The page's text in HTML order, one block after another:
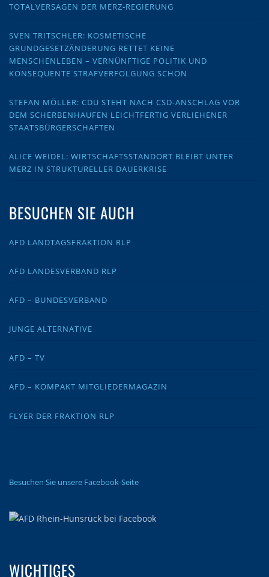
TOTALVERSAGEN DER MERZ-REGIERUNG
SVEN TRITSCHLER: KOSMETISCHE
GRUNDGESETZÄNDERUNG RETTET KEINE
MENSCHENLEBEN – VERNÜNFTIGE POLITIK UND
KONSEQUENTE STRAFVERFOLGUNG SCHON
STEFAN MÖLLER: CDU STEHT NACH CSD-ANSCHLAG VOR
DEM SCHERBENHAUFEN LEICHTFERTIG VERLIEHENER
STAATSBÜRGERSCHAFTEN
ALICE WEIDEL: WIRTSCHAFTSSTANDORT BLEIBT UNTER
MERZ IN STRUKTURELLER DAUERKRISE
BESUCHEN SIE AUCH
AFD LANDTAGSFRAKTION RLP
AFD LANDESVERBAND RLP
AFD – BUNDESVERBAND
JUNGE ALTERNATIVE
AFD – TV
AFD – KOMPAKT MITGLIEDERMAGAZIN
FLYER DER FRAKTION RLP
Besuchen Sie unsere Facebook-Seite
WICHTIGES